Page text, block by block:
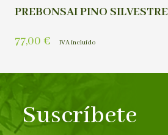
PREBONSAI PINO SILVESTRE
77,00 € IVA incluído
Suscríbete